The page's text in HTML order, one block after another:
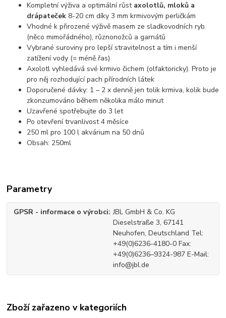
Kompletní výživa a optimální růst axolotlů, mloků a
drápateček 8-20 cm díky 3 mm krmivovým perličkám
Vhodné k přirozené výživě masem ze sladkovodních ryb
(něco mimořádného), různonožců a garnátů
Vybrané suroviny pro lepší stravitelnost a tím i menší
zatížení vody (= méně řas)
Axolotl vyhledává své krmivo čichem (olfaktoricky). Proto je
pro něj rozhodující pach přírodních látek
Doporučené dávky: 1 – 2 x denně jen tolik krmiva, kolik bude
zkonzumováno během několika málo minut
Uzavřené spotřebujte do 3 let
Po otevření trvanlivost 4 měsíce
250 ml pro 100 l akvárium na 50 dnů
Obsah: 250ml
Parametry
GPSR - informace o výrobci JBL GmbH & Co. KG
Dieselstraße 3, 67141
Neuhofen, Deutschland Tel:
+49(0)6236-4180-0 Fax:
+49(0)6236–9324-987 E-Mail:
info@jbl.de
Zboží zařazeno v kategoriích